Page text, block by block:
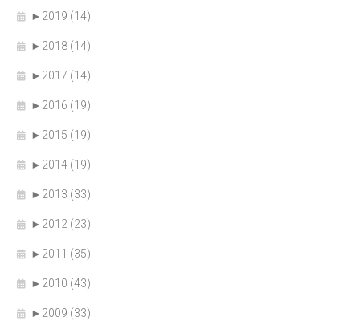
► 2019 (14)
► 2018 (14)
► 2017 (14)
► 2016 (19)
► 2015 (19)
► 2014 (19)
► 2013 (33)
► 2012 (23)
► 2011 (35)
► 2010 (43)
► 2009 (33)